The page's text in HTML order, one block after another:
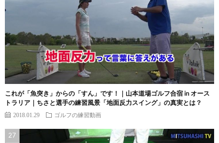
これが「魚突き」からの「すん」です！｜山本道場ゴルフ合宿 in オース
トラリア｜ちさと選手の練習風景「地面反力スイング」の真実とは？
2018.01.29 ゴルフの練習動画